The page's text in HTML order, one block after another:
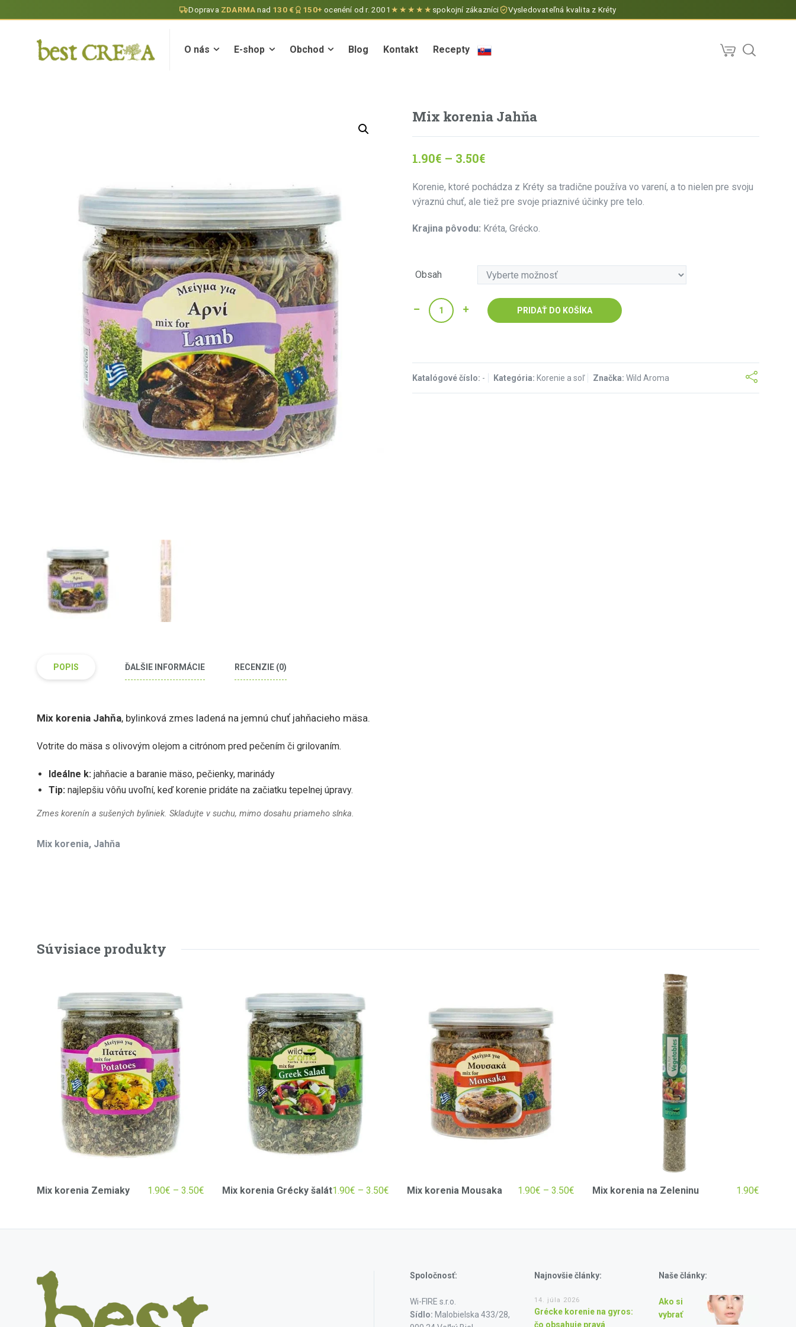
Doprava ZDARMAnad 130 € 150+ ocenéní od r. 2001 ★★★★★ spokojní zákazníci Vysledovateľná kvalita z Kréty
O nás E-shop Obchod Blog Kontakt Recepty
O nás E-shop Obchod Blog Kontakt Recepty
Mix korenia Jahňa
1.90€ – 3.50€
Korenie, ktoré pochádza z Kréty sa tradične používa vo varení, a to nielen pre svoju
výraznú chuť, ale tiež pre svoje priaznivé účinky pre telo.
Krajina pôvodu: Kréta, Grécko.
Obsah
PRIDAŤ DO KOŠÍKA
Katalógové číslo: - Kategória: Korenie a soľ Značka:Wild Aroma
POPIS ĎALŠIE INFORMÁCIE RECENZIE (0)
Mix korenia Jahňa, bylinková zmes ladená na jemnú chuť jahňacieho mäsa.
Votrite do mäsa s olivovým olejom a citrónom pred pečením či grilovaním.
Ideálne k: jahňacie a baranie mäso, pečienky, marinády
Tip: najlepšiu vôňu uvoľní, keď korenie pridáte na začiatku tepelnej úpravy.
Zmes korenín a sušených byliniek. Skladujte v suchu, mimo dosahu priameho slnka.
Mix korenia, Jahňa
Súvisiace produkty
Mix korenia Zemiaky 1.90€ – 3.50€ Mix korenia Grécky šalát1.90€ – 3.50€ Mix korenia Mousaka 1.90€ – 3.50€ Mix korenia na Zeleninu 1.90€
Spoločnosť:
Wi-FIRE s.r.o.
Sídlo: Malobielska 433/28,
Najnovšie články:
14. júla 2026
Grécke korenie na gyros:
čo obsahuje pravá
Naše články:
Ako si
vybrať